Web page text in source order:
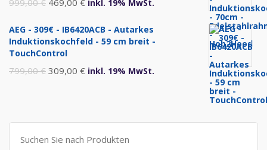
war:
999,00 €
ist:
inkl. 19% MwSt.
AEG - 309€ - IB6420ACB - Autarkes
Induktionskochfeld - 59 cm breit -
TouchControl
799,00€ Ursprünglicher
799,00 €
309,00 €Aktueller
309,00 €.
inkl. 19% MwSt.
Suche
nach: